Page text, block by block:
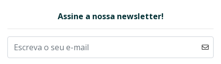
Assine a nossa newsletter!